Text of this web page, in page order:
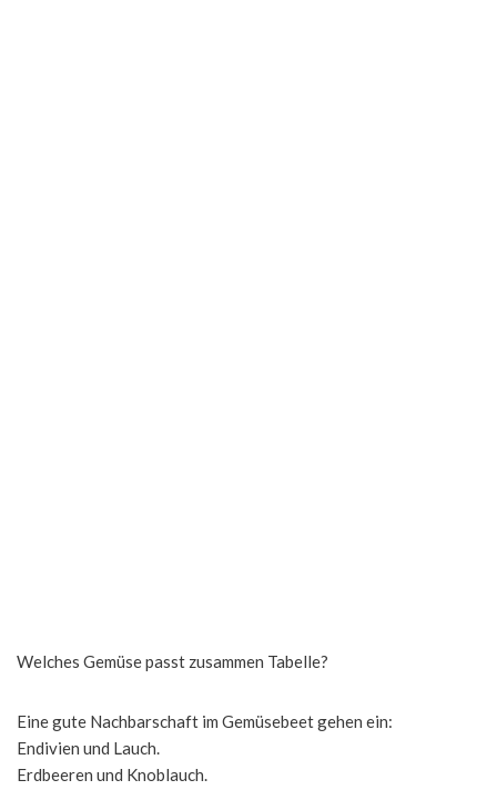
Welches Gemüse passt zusammen Tabelle?
Eine gute Nachbarschaft im Gemüsebeet gehen ein:
Endivien und Lauch.
Erdbeeren und Knoblauch.